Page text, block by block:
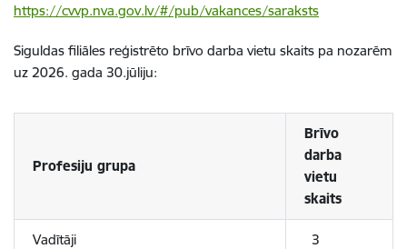
https://cvvp.nva.gov.lv/#/pub/vakances/saraksts
Siguldas filiāles reģistrēto brīvo darba vietu skaits pa nozarēm
uz 2026. gada 30.jūliju:
Profesiju grupa
Brīvo
darba
vietu
skaits
Vadītāji 3